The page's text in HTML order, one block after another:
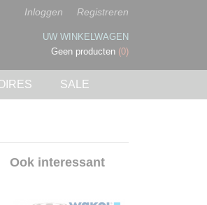
Inloggen Registreren
UW WINKELWAGEN
Geen producten (0)
SALE
Ook interessant